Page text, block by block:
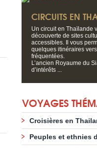
CIRCUITS EN
Un circuit en Thaïlande
découverte de sites
accessibles. Il vous
quelques itinéraires
fréquentées.
L’ancien Royaume du
d’intérêts ...
VOYAGES
Croisières en
Peuples et ethnies